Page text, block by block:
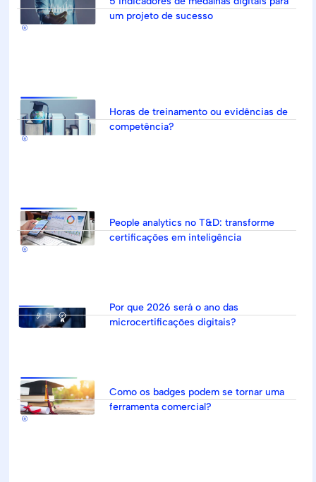
um projeto de sucesso
Horas de treinamento ou evidências de
competência?
People analytics no T&D: transforme
certificações em inteligência
Por que 2026 será o ano das
microcertificações digitais?
Como os badges podem se tornar uma
ferramenta comercial?